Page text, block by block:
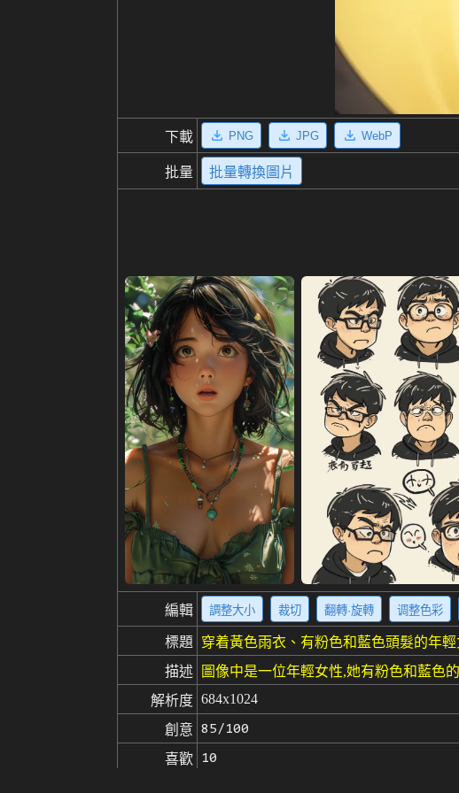
下載 PNG JPG WebP
批量 批量轉換圖片
編輯 調整大小 裁切 翻轉·旋轉 调整色彩
標題
穿着黃色雨衣、有粉色和藍色頭髮的年輕
描述
圖像中是一位年輕女性,她有粉色和藍色
解析度 684x1024
創意 85/100
喜歡 10